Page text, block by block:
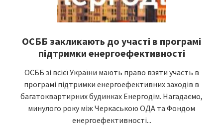
ОСББ закликають до участі в програмі
підтримки енергоефективності
ОСББ зі всієї України мають право взяти участь в
програмі підтримки енергоефективних заходів в
багатоквартирних будинках Енергодім. Нагадаємо,
минулого року між Черкаською ОДА та Фондом
енергоефективності...